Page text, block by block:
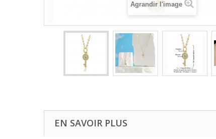
Agrandir l'image
EN SAVOIR PLUS